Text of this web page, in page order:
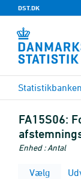
DST.DK
Statistikbanken
FA15S06:
Enhed : Antal
Vælg